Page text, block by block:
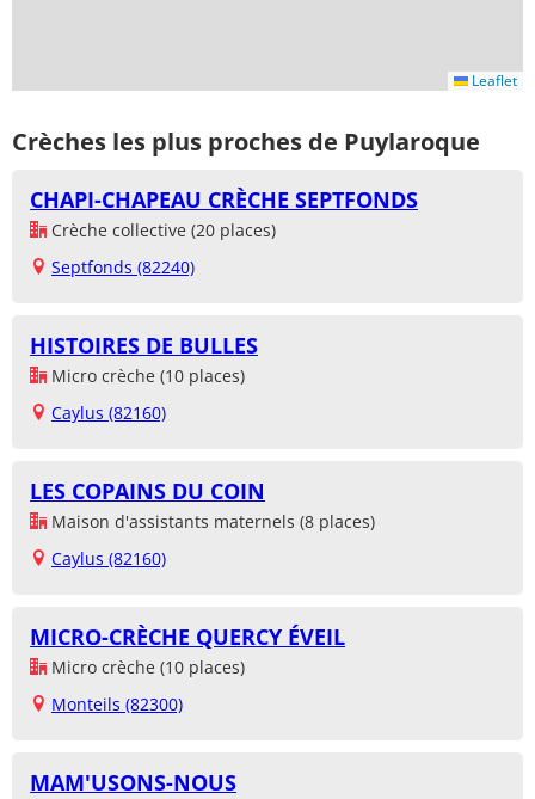
Leaflet
Crèches les plus proches de Puylaroque
CHAPI-CHAPEAU CRÈCHE SEPTFONDS
Crèche collective (20 places)
Septfonds (82240)
HISTOIRES DE BULLES
Micro crèche (10 places)
Caylus (82160)
LES COPAINS DU COIN
Maison d'assistants maternels (8 places)
Caylus (82160)
MICRO-CRÈCHE QUERCY ÉVEIL
Micro crèche (10 places)
Monteils (82300)
MAM'USONS-NOUS